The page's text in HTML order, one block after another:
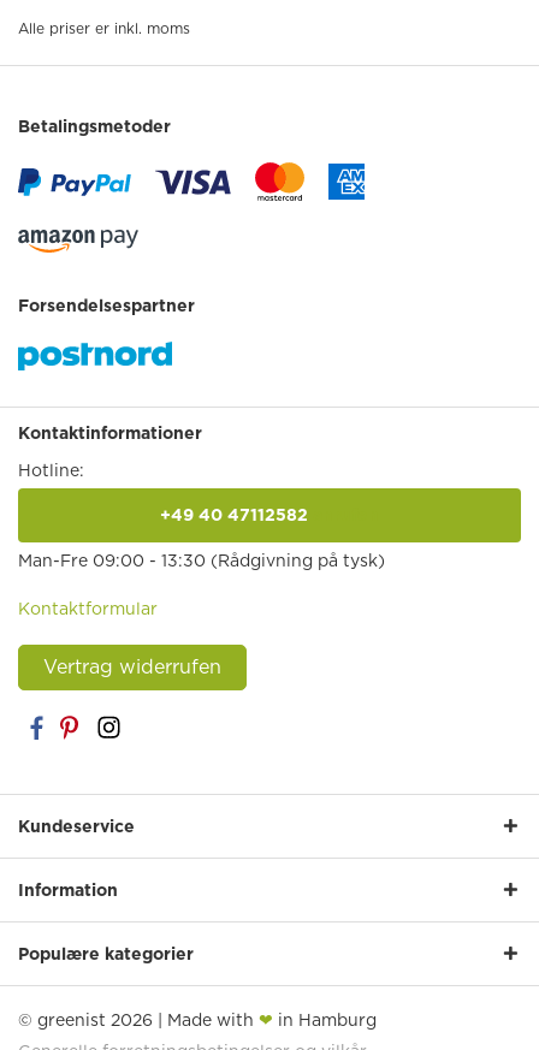
Alle priser er inkl. moms
Betalingsmetoder
Forsendelsespartner
Kontaktinformationer
Hotline:
+49 40 47112582
Man-Fre 09:00 - 13:30 (Rådgivning på tysk)
Kontaktformular
Vertrag widerrufen
Kundeservice
Information
Populære kategorier
© greenist 2026 | Made with ❤ in Hamburg